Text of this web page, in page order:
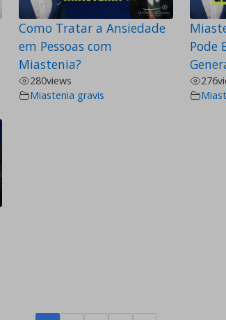
Como Tratar a Ansiedade
em Pessoas com
Miastenia?
280views
Miastenia gravis
Pode
276